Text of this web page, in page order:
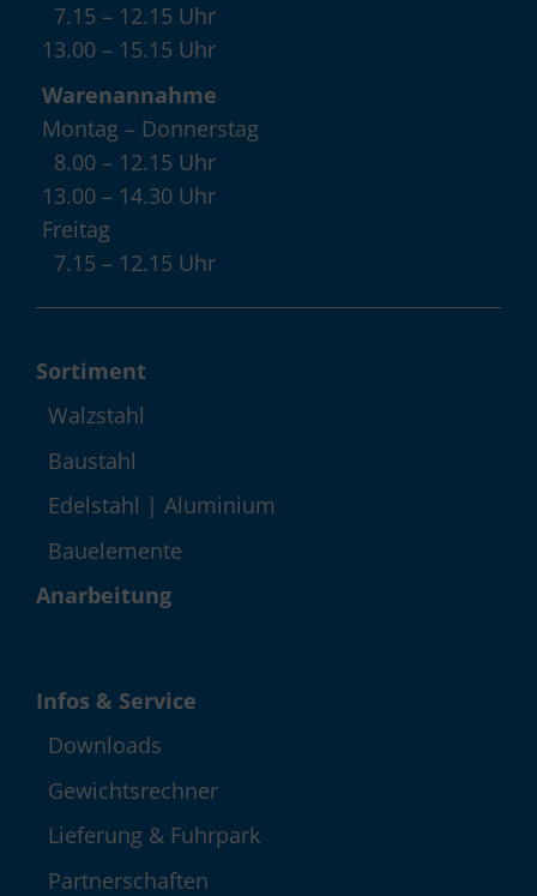
7.15 – 12.15 Uhr
13.00 – 15.15 Uhr
Warenannahme
Montag – Donnerstag
8.00 – 12.15 Uhr
13.00 – 14.30 Uhr
Freitag
7.15 – 12.15 Uhr
Sortiment
Walzstahl
Baustahl
Edelstahl | Aluminium
Bauelemente
Anarbeitung
Infos & Service
Down­loads
Gewichts­rechner
Lieferung & Fuhrpark
Partner­schaften